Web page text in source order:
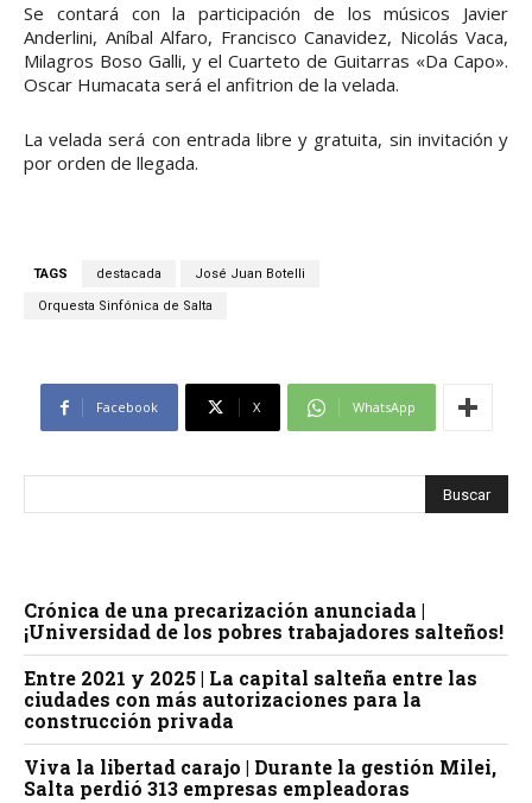
Se contará con la participación de los músicos Javier
Anderlini, Aníbal Alfaro, Francisco Canavidez, Nicolás Vaca,
Milagros Boso Galli, y el Cuarteto de Guitarras «Da Capo».
Oscar Humacata será el anfitrion de la velada.
La velada será con entrada libre y gratuita, sin invitación y
por orden de llegada.
TAGS destacada José Juan Botelli
Orquesta Sinfónica de Salta
Facebook X WhatsApp
Crónica de una precarización anunciada |
¡Universidad de los pobres trabajadores salteños!
Entre 2021 y 2025 | La capital salteña entre las
ciudades con más autorizaciones para la
construcción privada
Viva la libertad carajo | Durante la gestión Milei,
Salta perdió 313 empresas empleadoras